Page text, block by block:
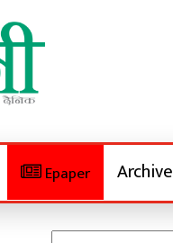
Epaper Archive